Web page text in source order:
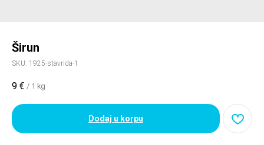
Širun
SKU: 1925-stavrida-1
9 € / 1 kg
Dodaj u korpu